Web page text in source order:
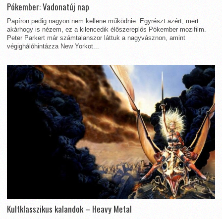
Pókember: Vadonatúj nap
Papíron pedig nagyon nem kellene működnie. Egyrészt azért, mert
akárhogy is nézem, ez a kilencedik élőszereplős Pókember mozifilm.
Peter Parkert már számtalanszor láttuk a nagyvásznon, amint
végighálóhintázza New Yorkot...
Kultklasszikus kalandok – Heavy Metal